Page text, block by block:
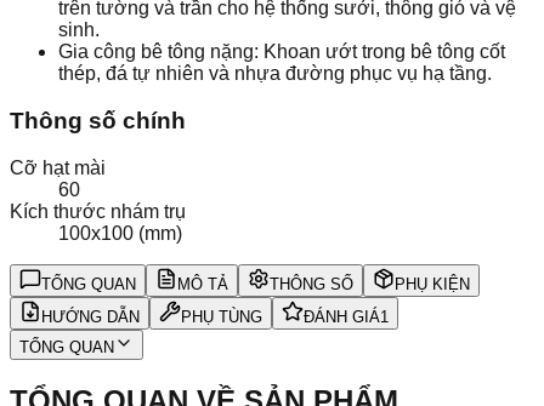
trên tường và trần cho hệ thống sưởi, thông gió và vệ
sinh.
Gia công bê tông nặng: Khoan ướt trong bê tông cốt
thép, đá tự nhiên và nhựa đường phục vụ hạ tầng.
Thông số chính
Cỡ hạt mài
60
Kích thước nhám trụ
100x100 (mm)
TỔNG QUAN MÔ TẢ THÔNG SỐ
PHỤ KIỆN
HƯỚNG DẪN
PHỤ TÙNG ĐÁNH GIÁ1
TỔNG QUAN